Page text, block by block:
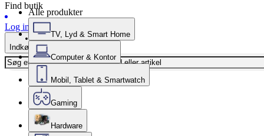
Find butik
Log ind
Indkøbskurv
Alle produkter
TV, Lyd & Smart Home
Computer & Kontor
Mobil, Tablet & Smartwatch
Gaming
Hardware